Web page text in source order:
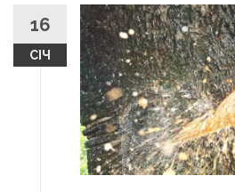
16
СІЧ